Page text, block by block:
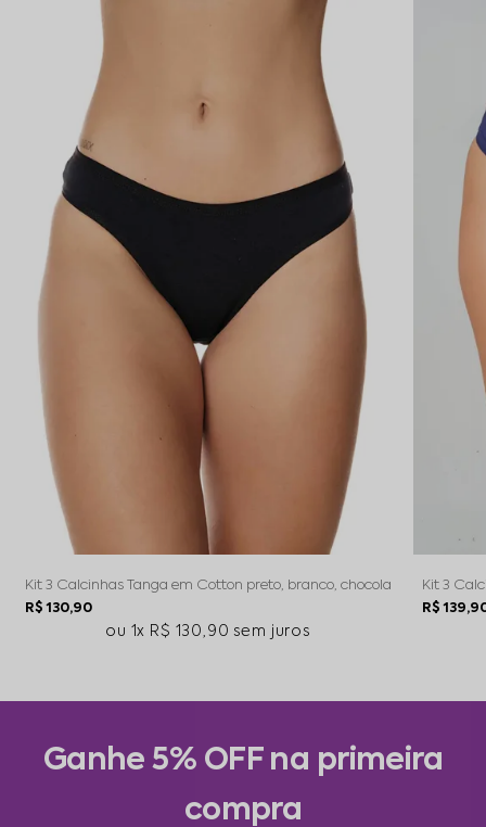
Kit 3 Calcinhas Tanga em Cotton preto, branco, chocolate
R$ 130,90
1x R$ 130,90sem juros
Kit 3
R$
Ganhe 5% OFF na primeira
compra